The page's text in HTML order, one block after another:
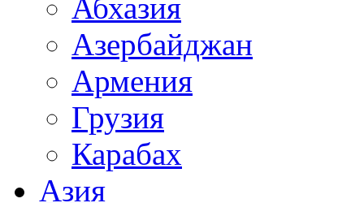
Абхазия
Азербайджан
Армения
Грузия
Карабах
Азия